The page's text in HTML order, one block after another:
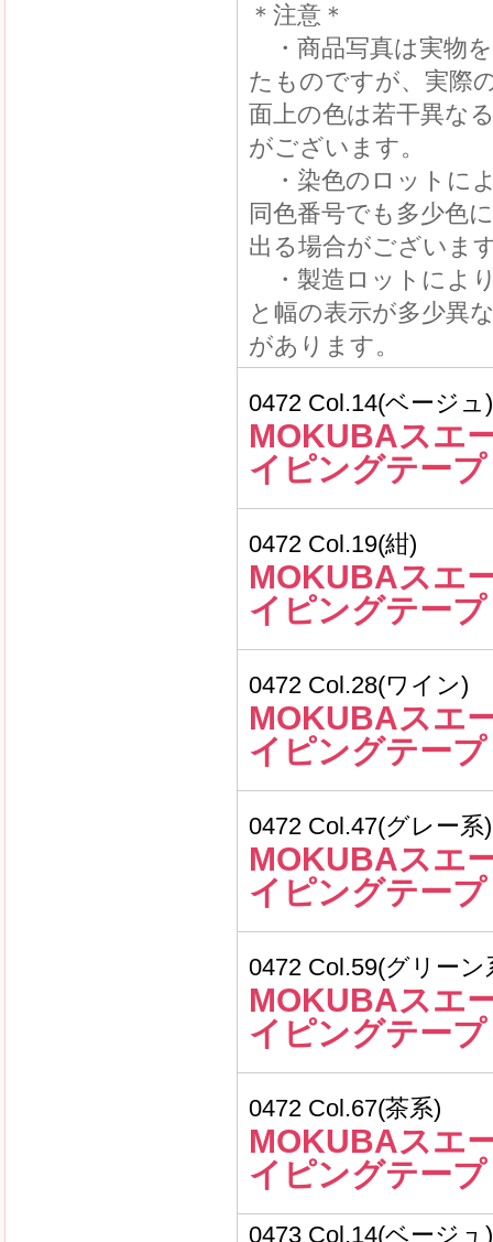
＊注意＊
・商品写真は実物
たものですが、実際
面上の色は若干異な
がございます。
・染色のロットに
同色番号でも多少色
出る場合がございま
・製造ロットによ
と幅の表示が多少異
があります。
0472 Col.14(ベージュ)
MOKUBAスエ
イピングテープ
0472 Col.19(紺)
MOKUBAスエ
イピングテープ
0472 Col.28(ワイン)
MOKUBAスエ
イピングテープ
0472 Col.47(グレー系)
MOKUBAスエ
イピングテープ
0472 Col.59(グリーン
MOKUBAスエ
イピングテープ
0472 Col.67(茶系)
MOKUBAスエ
イピングテープ
0473 Col.14(ベージュ)